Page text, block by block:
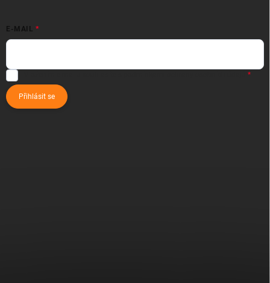
E-MAIL
Přihlásit se